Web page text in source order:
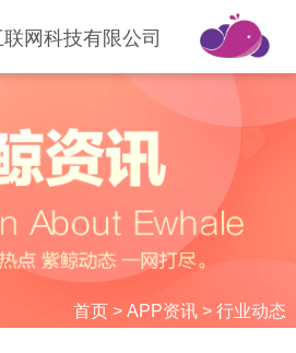
网科技有限公司
首页> APP资讯> 行业动态